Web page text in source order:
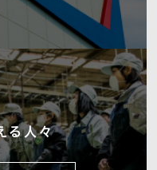
る人々